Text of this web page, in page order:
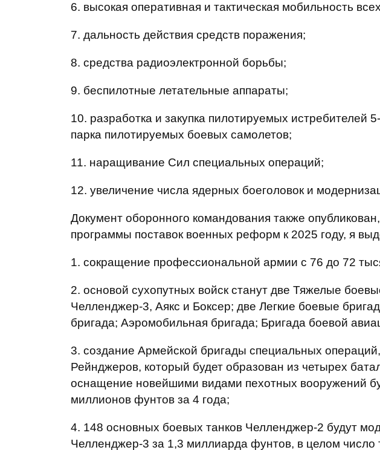
6. высокая оперативная и тактическая мобильность
7. дальность действия средств поражения;
8. средства радиоэлектронной борьбы;
9. беспилотные летательные аппараты;
10. разработка и закупка пилотируемых истребителей
парка пилотируемых боевых самолетов;
11. наращивание Сил специальных операций;
12. увеличение числа ядерных боеголовок и
Документ оборонного командования также
программы поставок военных реформ к 2025 году, я
1. сокращение профессиональной армии с 76 до 72
2. основой сухопутных войск станут две Тяжелые
Челленджер-3, Аякс и Боксер; две Легкие боевые
бригада; Аэромобильная бригада; Бригада боевой
3. создание Армейской бригады специальных
Рейнджеров, который будет образован из четырех
оснащение новейшими видами пехотных вооружений
миллионов фунтов за 4 года;
4. 148 основных боевых танков Челленджер-2 будут
Челленджер-3 за 1,3 миллиарда фунтов, в целом число